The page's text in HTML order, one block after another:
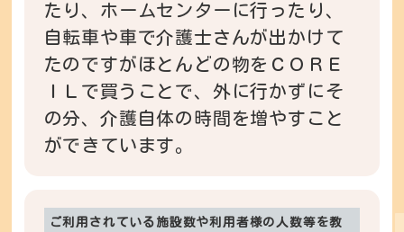
たり、ホームセンターに行ったり、
自転車や車で介護士さんが出かけて
たのですがほとんどの物をＣＯＲＥ
ＩＬで買うことで、外に行かずにそ
の分、介護自体の時間を増やすこと
ができています。
ご利用されている施設数や利用者様の人数等を教